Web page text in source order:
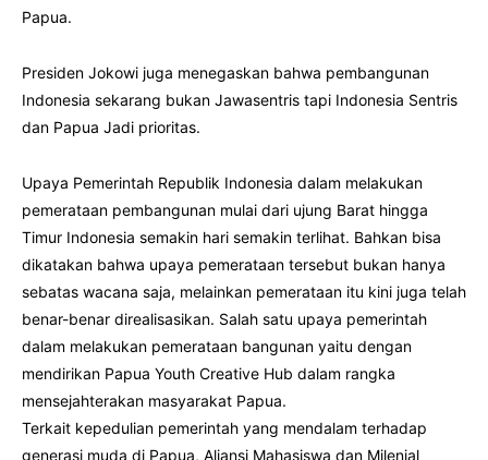
Papua.
Presiden Jokowi juga menegaskan bahwa pembangunan
Indonesia sekarang bukan Jawasentris tapi Indonesia Sentris
dan Papua Jadi prioritas.
Upaya Pemerintah Republik Indonesia dalam melakukan
pemerataan pembangunan mulai dari ujung Barat hingga
Timur Indonesia semakin hari semakin terlihat. Bahkan bisa
dikatakan bahwa upaya pemerataan tersebut bukan hanya
sebatas wacana saja, melainkan pemerataan itu kini juga telah
benar-benar direalisasikan. Salah satu upaya pemerintah
dalam melakukan pemerataan bangunan yaitu dengan
mendirikan Papua Youth Creative Hub dalam rangka
mensejahterakan masyarakat Papua.
Terkait kepedulian pemerintah yang mendalam terhadap
generasi muda di Papua, Aliansi Mahasiswa dan Milenial